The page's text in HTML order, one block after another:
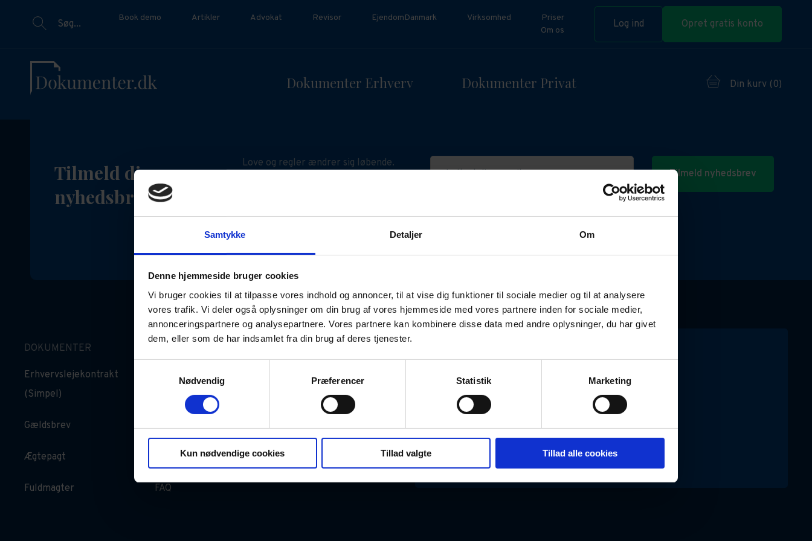
Samtykke Detaljer Om
Denne hjemmeside bruger cookies
Vi bruger cookies til at tilpasse vores indhold og annoncer, til at vise dig funktioner til sociale medier og til at analysere
vores trafik. Vi deler også oplysninger om din brug af vores hjemmeside med vores partnere inden for sociale medier,
annonceringspartnere og analysepartnere. Vores partnere kan kombinere disse data med andre oplysninger, du har givet
dem, eller som de har indsamlet fra din brug af deres tjenester.
Nødvendig
Præferencer Statistik Marketing
Kun nødvendige cookies Tillad valgte Tillad alle cookies
Søg...
Book demo Artikler Advokat Revisor EjendomDanmark Virksomhed
Priser
Om os
Log ind Opret gratis konto
Dokumenter Erhverv Dokumenter Privat Din kurv (0)
Tilmeld dig vores
nyhedsbrev
Love og regler ændrer sig løbende.
Tilmeld nyhedsbrev
DOKUMENTER
Erhvervslejekontrakt
(Simpel)
Gældsbrev
Ægtepagt
Fuldmagter
Oversigt over
dokumenter
For privatrådgivere
Artikler
FAQ
Opret gratis profil
Vælg abonnement
Bliv partner
Egne templates
Har du brug for hjælp?
Ring på+45 45 33 18 30
Skriv tilkontakt@dokumenter.dk